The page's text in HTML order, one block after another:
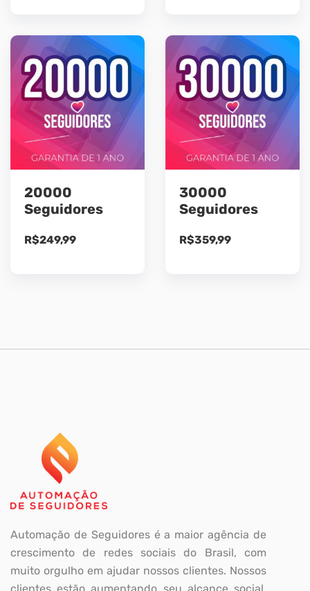
20000
Seguidores
R$249,99
30000
Seguidores
R$359,99
Automação de Seguidores é a maior agência de
crescimento de redes sociais do Brasil, com
muito orgulho em ajudar nossos clientes. Nossos